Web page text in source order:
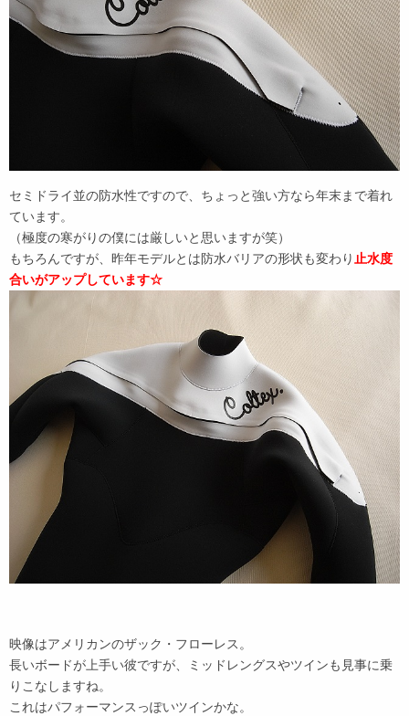
セミドライ並の防水性ですので、ちょっと強い方なら年末まで着れ
ています。
（極度の寒がりの僕には厳しいと思いますが笑）
もちろんですが、昨年モデルとは防水バリアの形状も変わり止水度
合いがアップしています☆
映像はアメリカンのザック・フローレス。
長いボードが上手い彼ですが、ミッドレングスやツインも見事に乗
りこなしますね。
これはパフォーマンスっぽいツインかな。